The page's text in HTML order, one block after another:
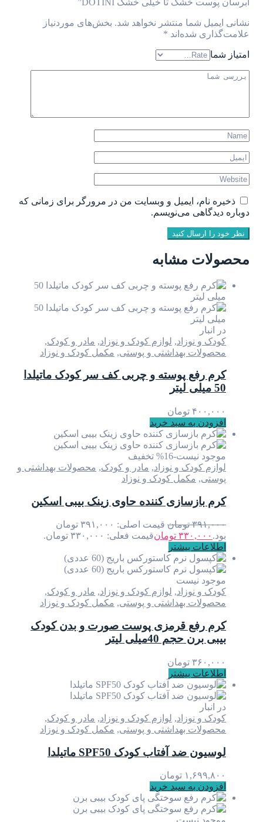
نشانی ایمیل شما منتشر نخواهد شد. بخش‌های موردنیاز
علامت‌گذاری شده‌اند *
امتیاز شما
ذخیره نام، ایمیل و وبسایت من در مرورگر برای زمانی که
دوباره دیدگاهی می‌نویسم.
نظر خود را ارسال کنید
محصولات مشابه
در انبار
کودک و نوزاد, لوازم کودک و نوزاد, مادر و کودک,
محصولات بهداشتی و پوستی, مکمل کودک و نوزاد
کرم رفع پوسته و چربی کف سر کودک ماتیلدا
50 میلی لیتر
۴۰۰,۰۰۰ تومان
افزودن به سبد خرید
موجود نیست-16% تخفیف
لوازم کودک و نوزاد, مادر و کودک, محصولات بهداشتی و
پوستی, مکمل کودک و نوزاد
کرم بازسازی کننده حاوی زینک بیبی اسکین
۳۹۱,۰۰۰ تومان
قیمت اصلی: ۳۹۱,۰۰۰ تومان
بود. ۳۳۰,۰۰۰ تومانقیمت فعلی: ۳۳۰,۰۰۰ تومان.
اطلاعات بیشتر
موجود نیست
کودک و نوزاد, لوازم کودک و نوزاد, مادر و کودک,
محصولات بهداشتی و پوستی, مکمل کودک و نوزاد
کرم رفع قرمزی پوست صورت و بدن کودک
بیبی برن حجم 40میلی لیتر
۳۶۰,۰۰۰ تومان
اطلاعات بیشتر
در انبار
کودک و نوزاد, لوازم کودک و نوزاد, مادر و کودک,
محصولات بهداشتی و پوستی, مکمل کودک و نوزاد
لوسیون ضد آفتاب کودک SPF50 ماتیلدا
۱,۶۹۹,۸۰۰ تومان
افزودن به سبد خرید